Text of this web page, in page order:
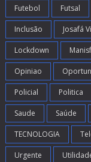
Futebol Futsal
Inclusão Josafá
Lockdown
Opiniao
Policial Politica
Saude Saúde
TECNOLOGIA
Urgente